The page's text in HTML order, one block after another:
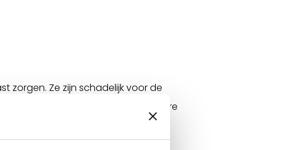
zorgen. Ze zijn schadelijk voor de
schimmels kunnen hout en andere